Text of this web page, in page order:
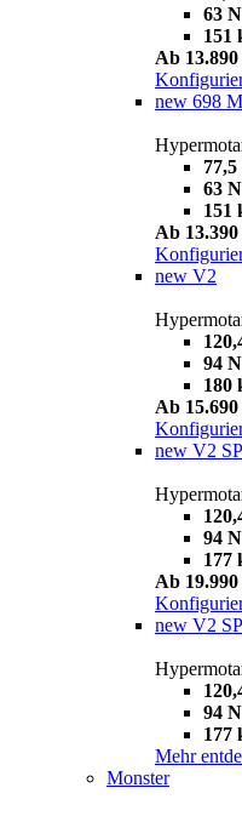
63
151
Ab 13.890
new 698
77,5
63
151
Ab 13.390
new V2
94
180
Ab 15.690
new V2 SP
94
177
Ab 19.990
new V2
94
177
Mehr
Monster